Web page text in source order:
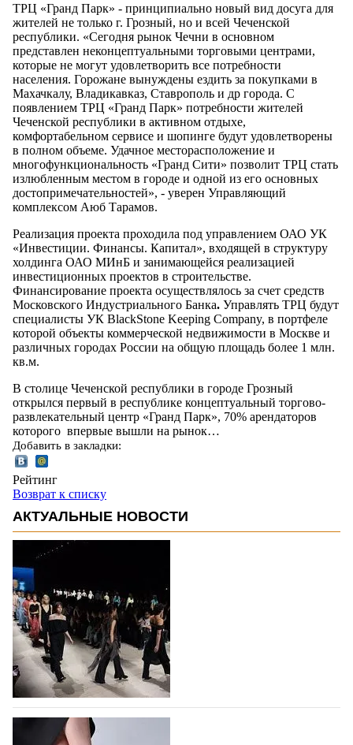
ТРЦ «Гранд Парк» - принципиально новый вид досуга для
жителей не только г. Грозный, но и всей Чеченской
республики. «Сегодня рынок Чечни в основном
представлен неконцептуальными торговыми центрами,
которые не могут удовлетворить все потребности
населения. Горожане вынуждены ездить за покупками в
Махачкалу, Владикавказ, Ставрополь и др города. С
появлением ТРЦ «Гранд Парк» потребности жителей
Чеченской республики в активном отдыхе,
комфортабельном сервисе и шопинге будут удовлетворены
в полном объеме. Удачное месторасположение и
многофункциональность «Гранд Сити» позволит ТРЦ стать
излюбленным местом в городе и одной из его основных
достопримечательностей», - уверен Управляющий
комплексом Аюб Тарамов.
Реализация проекта проходила под управлением ОАО УК
«Инвестиции. Финансы. Капитал», входящей в структуру
холдинга ОАО МИнБ и занимающейся реализацией
инвестиционных проектов в строительстве.
Финансирование проекта осуществлялось за счет средств
Московского Индустриального Банка. Управлять ТРЦ будут
специалисты УК BlackStone Keeping Company, в портфеле
которой объекты коммерческой недвижимости в Москве и
различных городах России на общую площадь более 1 млн.
кв.м.
В столице Чеченской республики в городе Грозный
открылся первый в республике концептуальный торгово-
развлекательный центр «Гранд Парк», 70% арендаторов
которого впервые вышли на рынок…
Добавить в закладки:
Рейтинг
Возврат к списку
АКТУАЛЬНЫЕ НОВОСТИ
На участие в Московской неделе моды